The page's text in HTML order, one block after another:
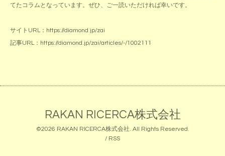
てたコラムとなっています。ぜひ、ご一読いただければ幸いです。
サイトURL： https://diamond.jp/zai
記事URL： https://diamond.jp/zai/articles/-/1002111
RAKAN RICERCA株式会社
©2026 RAKAN RICERCA株式会社. All Rights Reserved.
/ RSS